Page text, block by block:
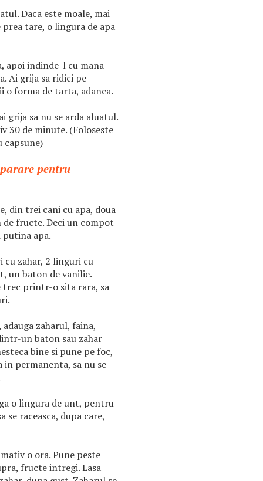
Daca este moale, mai
tare, o lingura de apa
apoi indinde-l cu mana
Ai grija sa ridici pe
o forma de tarta, adanca.
sa nu se arda aluatul.
30 de minute. (Foloseste
capsune)
pentru
din trei cani cu apa, doua
fructe. Deci un compot
apa.
zahar, 2 linguri cu
un baton de vanilie.
trec printr-o sita rara, sa
zaharul, faina,
un baton sau zahar
bine si pune pe foc,
in permanenta, sa nu se
o lingura de unt, pentru
se raceasca, dupa care,
o ora. Pune peste
fructe intregi. Lasa